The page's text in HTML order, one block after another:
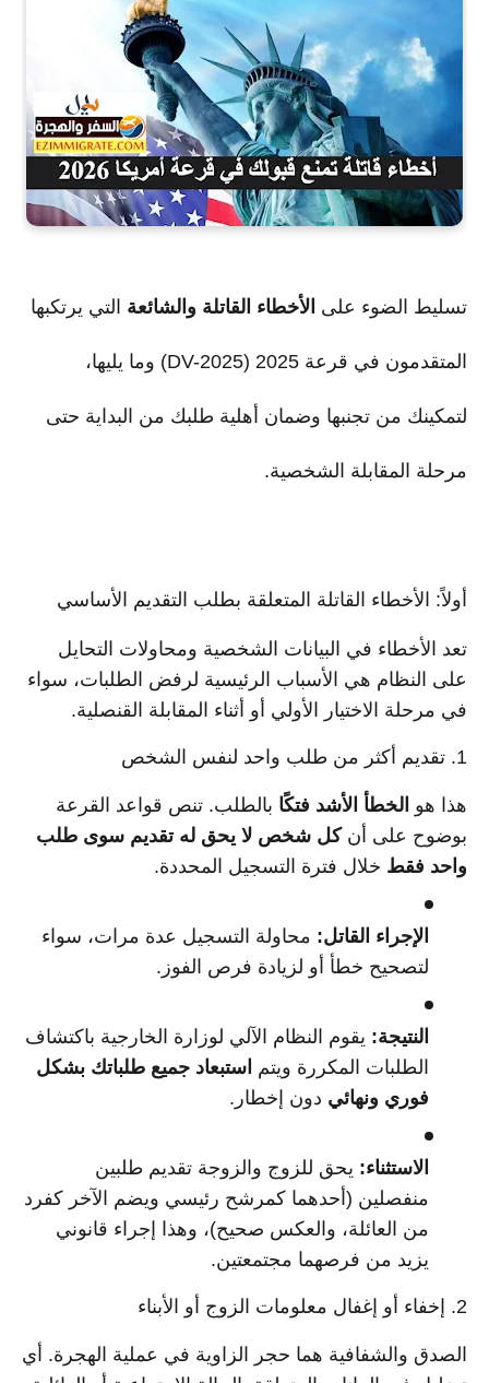
تسليط الضوء على الأخطاء القاتلة والشائعة التي يرتكبها
المتقدمون في قرعة 2025 (DV-2025) وما يليها،
لتمكينك من تجنبها وضمان أهلية طلبك من البداية حتى
مرحلة المقابلة الشخصية.
أولاً: الأخطاء القاتلة المتعلقة بطلب التقديم الأساسي
تعد الأخطاء في البيانات الشخصية ومحاولات التحايل
على النظام هي الأسباب الرئيسية لرفض الطلبات، سواء
في مرحلة الاختيار الأولي أو أثناء المقابلة القنصلية.
1. تقديم أكثر من طلب واحد لنفس الشخص
هذا هو الخطأ الأشد فتكًا بالطلب. تنص قواعد القرعة
بوضوح على أنكل شخص لا يحق له تقديم سوى طلب
واحد فقط خلال فترة التسجيل المحددة.
الإجراء القاتل: محاولة التسجيل عدة مرات، سواء
لتصحيح خطأ أو لزيادة فرص الفوز.
النتيجة: يقوم النظام الآلي لوزارة الخارجية باكتشاف
الطلبات المكررة ويتم استبعاد جميع طلباتك بشكل
فوري ونهائي دون إخطار.
الاستثناء: يحق للزوج والزوجة تقديم طلبين
منفصلين (أحدهما كمرشح رئيسي ويضم الآخر كفرد
من العائلة، والعكس صحيح)، وهذا إجراء قانوني
يزيد من فرصهما مجتمعتين.
2. إخفاء أو إغفال معلومات الزوج أو الأبناء
الصدق والشفافية هما حجر الزاوية في عملية الهجرة. أي